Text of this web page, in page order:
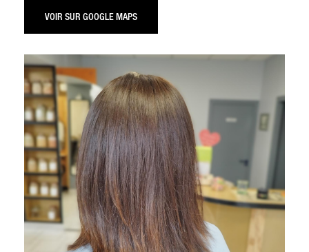
VOIR SUR GOOGLE MAPS